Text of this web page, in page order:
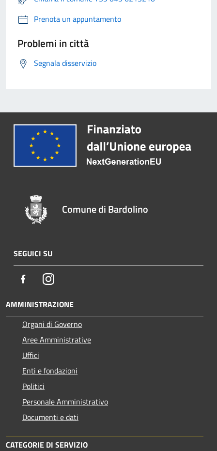
Prenota un appuntamento
Problemi in città
Segnala disservizio
Comune di Bardolino
SEGUICI SU
FacebookInstagram
AMMINISTRAZIONE
Organi di Governo
Aree Amministrative
Uffici
Enti e fondazioni
Politici
Personale Amministrativo
Documenti e dati
CATEGORIE DI SERVIZIO